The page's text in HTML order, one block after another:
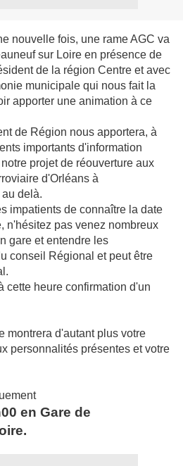
nouvelle fois, une rame AGC va
sur Loire en présence de
de la région Centre et avec
municipale qui nous fait la
apporter une animation à ce
de Région nous apportera, à
importants d'information
projet de réouverture aux
d'Orléans à
delà.
impatients de connaître la date
n'hésitez pas venez nombreux
gare et entendre les
conseil Régional et peut être
cette heure confirmation d'un
montrera d'autant plus votre
personnalités présentes et votre
en Gare de